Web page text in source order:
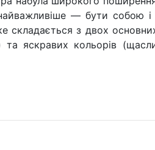
— бути собою і
складається з двох
та яскравих кольорів